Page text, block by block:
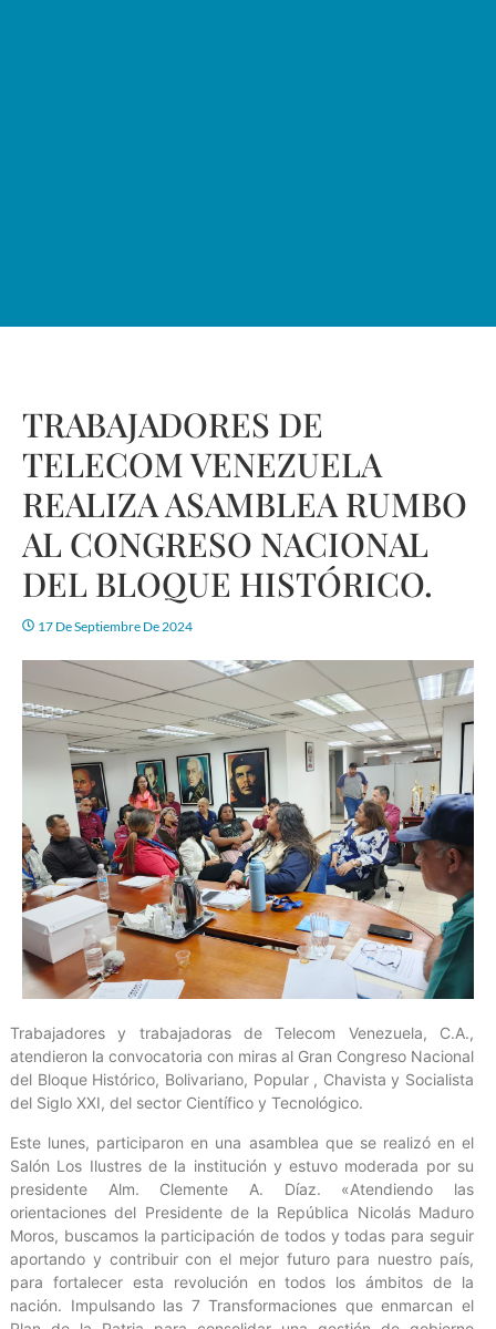
TRABAJADORES DE
TELECOM VENEZUELA
REALIZA ASAMBLEA RUMBO
AL CONGRESO NACIONAL
DEL BLOQUE HISTÓRICO.
17 De Septiembre De 2024
Trabajadores y trabajadoras de Telecom Venezuela, C.A.,
atendieron la convocatoria con miras al Gran Congreso Nacional
del Bloque Histórico, Bolivariano, Popular , Chavista y Socialista
del Siglo XXI, del sector Científico y Tecnológico.
Este lunes, participaron en una asamblea que se realizó en el
Salón Los Ilustres de la institución y estuvo moderada por su
presidente Alm. Clemente A. Díaz. «Atendiendo las
orientaciones del Presidente de la República Nicolás Maduro
Moros, buscamos la participación de todos y todas para seguir
aportando y contribuir con el mejor futuro para nuestro país,
para fortalecer esta revolución en todos los ámbitos de la
nación. Impulsando las 7 Transformaciones que enmarcan el